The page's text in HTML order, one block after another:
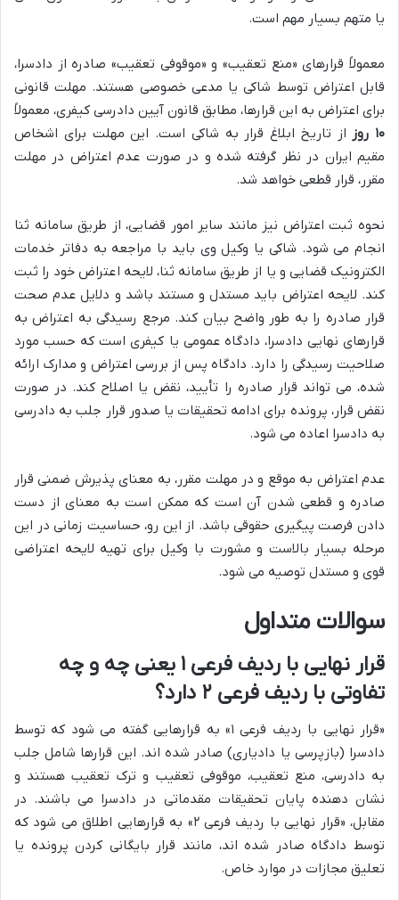
یا متهم بسیار مهم است.
معمولاً قرارهای «منع تعقیب» و «موقوفی تعقیب» صادره از دادسرا،
قابل اعتراض توسط شاکی یا مدعی خصوصی هستند. مهلت قانونی
برای اعتراض به این قرارها، مطابق قانون آیین دادرسی کیفری، معمولاً
۱۰ روز
از تاریخ ابلاغ قرار به شاکی است. این مهلت برای اشخاص
مقیم ایران در نظر گرفته شده و در صورت عدم اعتراض در مهلت
مقرر، قرار قطعی خواهد شد.
نحوه ثبت اعتراض نیز مانند سایر امور قضایی، از طریق سامانه ثنا
انجام می شود. شاکی یا وکیل وی باید با مراجعه به دفاتر خدمات
الکترونیک قضایی و یا از طریق سامانه ثنا، لایحه اعتراض خود را ثبت
کند. لایحه اعتراض باید مستدل و مستند باشد و دلایل عدم صحت
قرار صادره را به طور واضح بیان کند. مرجع رسیدگی به اعتراض به
قرارهای نهایی دادسرا، دادگاه عمومی یا کیفری است که حسب مورد
صلاحیت رسیدگی را دارد. دادگاه پس از بررسی اعتراض و مدارک ارائه
شده، می تواند قرار صادره را تأیید، نقض یا اصلاح کند. در صورت
نقض قرار، پرونده برای ادامه تحقیقات یا صدور قرار جلب به دادرسی
به دادسرا اعاده می شود.
عدم اعتراض به موقع و در مهلت مقرر، به معنای پذیرش ضمنی قرار
صادره و قطعی شدن آن است که ممکن است به معنای از دست
دادن فرصت پیگیری حقوقی باشد. از این رو، حساسیت زمانی در این
مرحله بسیار بالاست و مشورت با وکیل برای تهیه لایحه اعتراضی
قوی و مستدل توصیه می شود.
سوالات متداول
قرار نهایی با ردیف فرعی ۱ یعنی چه و چه
تفاوتی با ردیف فرعی ۲ دارد؟
«قرار نهایی با ردیف فرعی ۱» به قرارهایی گفته می شود که توسط
دادسرا (بازپرسی یا دادیاری) صادر شده اند. این قرارها شامل جلب
به دادرسی، منع تعقیب، موقوفی تعقیب و ترک تعقیب هستند و
نشان دهنده پایان تحقیقات مقدماتی در دادسرا می باشند. در
مقابل، «قرار نهایی با ردیف فرعی ۲» به قرارهایی اطلاق می شود که
توسط دادگاه صادر شده اند، مانند قرار بایگانی کردن پرونده یا
تعلیق مجازات در موارد خاص.